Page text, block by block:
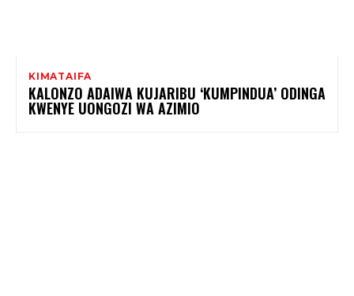
KIMATAIFA
KALONZO ADAIWA KUJARIBU ‘KUMPINDUA’ ODINGA
KWENYE UONGOZI WA AZIMIO